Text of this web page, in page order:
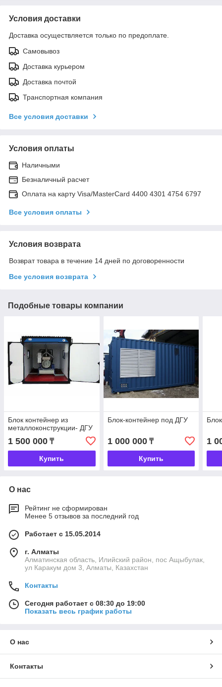
Условия доставки
Доставка осуществляется только по предоплате.
Самовывоз
Доставка курьером
Доставка почтой
Транспортная компания
Все условия доставки
Условия оплаты
Наличными
Безналичный расчет
Оплата на карту Visa/MasterCard 4400 4301 4754 6797
Все условия оплаты
Условия возврата
Возврат товара в течение 14 дней по договоренности
Все условия возврата
Подобные товары компании
Блок контейнер из
металлоконструкции- ДГУ
1 500 000 ₸
Купить
Блок-контейнер под ДГУ
1 000 000₸
Купить
1
О нас
Рейтинг не сформирован
Менее 5 отзывов за последний год
Работает с 15.05.2014
г. Алматы
Алматинская область, Илийский район, пос Ащыбулак,
ул Каракум дом 3, Алматы, Казахстан
Контакты
Сегодня работает с 08:30 до 19:00
Показать весь график работы
О нас
Контакты